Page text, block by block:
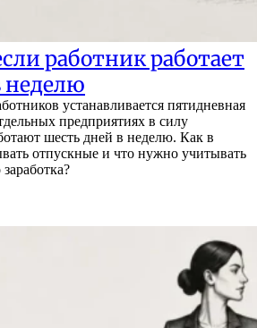
работник работает
неделю
устанавливается пятидневная
предприятиях в силу
шесть дней в неделю. Как в
отпускные и что нужно учитывать